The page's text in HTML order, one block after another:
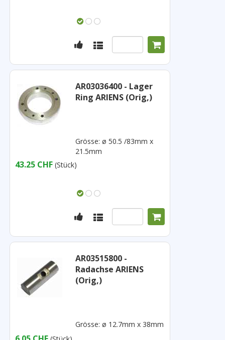
AR03036400 - Lager
Ring ARIENS (Orig,)
Grösse: ø 50.5 /83mm x
21.5mm
43.25 CHF (Stück)
AR03515800 -
Radachse ARIENS
(Orig,)
Grösse: ø 12.7mm x 38mm